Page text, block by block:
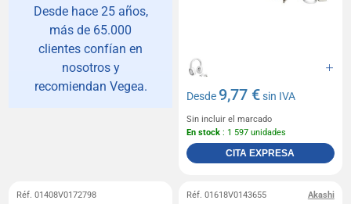
Desde hace 25 años,
más de 65.000
clientes confían en
nosotros y
recomiendan Vegea.
Desde 9,77 €sin IVA
Sin incluir el marcado
En stock : 1 597 unidades
CITA EXPRESA
Réf. 01408V0172798 Akashi
Réf. 01618V0143655